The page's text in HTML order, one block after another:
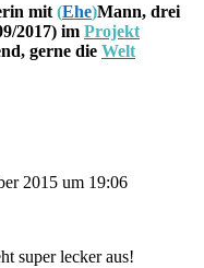
mit (Ehe)Mann, drei
2017) im Projekt
gerne die Welt
2015 um 19:06
super lecker aus!